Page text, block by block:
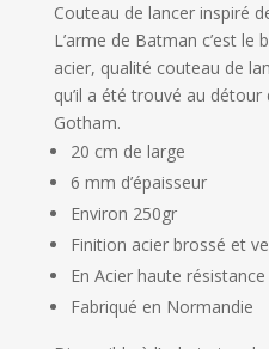
Couteau de lancer inspiré
L’arme de Batman c’est le
acier, qualité couteau de
qu’il a été trouvé au détour
Gotham.
20 cm de large
6 mm d’épaisseur
Environ 250gr
Finition acier brossé et
En Acier haute résistance
Fabriqué en Normandie